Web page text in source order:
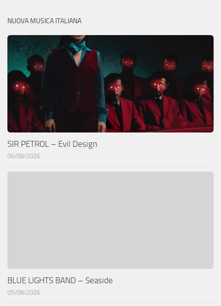
NUOVA MUSICA ITALIANA
SIR PETROL – Evil Design
06/08/2026
BLUE LIGHTS BAND – Seaside
05/08/2026